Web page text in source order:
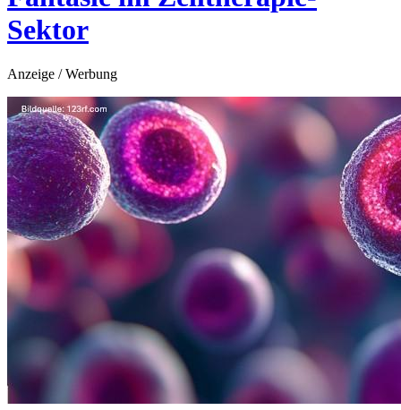
Sektor
Anzeige / Werbung